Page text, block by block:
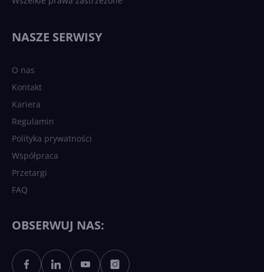
NASZE SERWISY
O nas
Kontakt
Kariera
Regulamin
Polityka prywatności
Współpraca
Przetargi
FAQ
OBSERWUJ NAS: